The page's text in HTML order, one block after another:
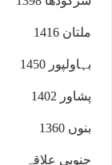
ملتان 1416
بہاولپور 1450
پشاور 1402
بنوں 1360
جنوبی علاقہ